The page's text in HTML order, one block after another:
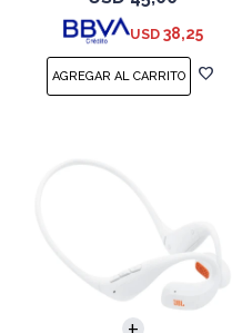
USD 38,25